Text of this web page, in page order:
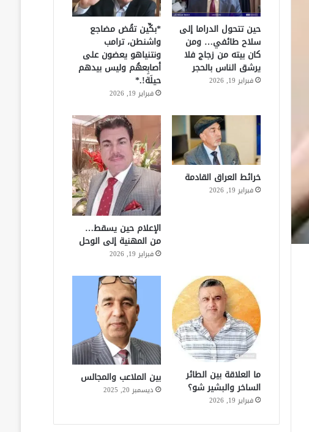
حين تتحول الدراما إلى
سلاح طائفي… ومن
كان بيته من زجاج فلا
يرشق الناس بالحجر
فبراير 19, 2026
*بكِّين تقُض مضاجع
واشنطن، ترامب
ونتنياهو يعضون على
أصابِعهُم وليس بيدهم
حيلَة!.*
فبراير 19, 2026
خرائط العراق القادمة
فبراير 19, 2026
الإعلام حين يسقط…
من المهنية إلى الوحل
فبراير 19, 2026
ما العلاقة بين الطائر
الساخر والبشير شو؟
فبراير 19, 2026
بين الملاعب والمجالس
ديسمبر 20, 2025